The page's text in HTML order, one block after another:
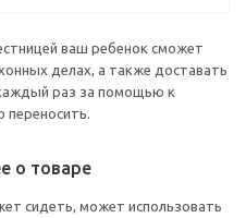
ваш ребенок сможет
делах, а также доставать
раз за помощью к
переносить.
о товаре
сидеть, может использовать